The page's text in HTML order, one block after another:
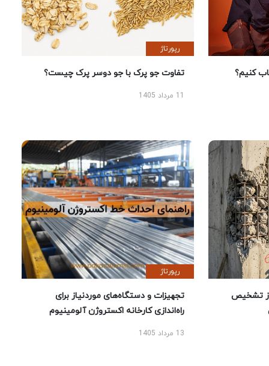
کنیم؟
رپورتاژ
تفاوت جو پرک با جو دوسر پرک چیست؟
تشخیص
رپورتاژ
تجهیزات و دستگاه‌های موردنیاز برای
راه‌اندازی کارخانه اکستروژن آلومینیوم
13 مرداد 1405